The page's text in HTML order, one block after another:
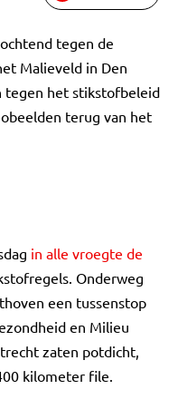
tegen de
Malieveld in Den
tegen het stikstofbeleid
terug van het
in alle vroegte de
Onderweg
een tussenstop
en Milieu
zaten potdicht,
kilometer file.